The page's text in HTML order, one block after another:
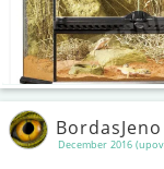
December 2016
BordasJeno